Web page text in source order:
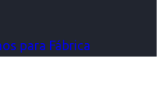
para Fábrica